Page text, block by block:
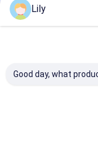
Ceinture
Nos Catégories
Lily
Good day, what